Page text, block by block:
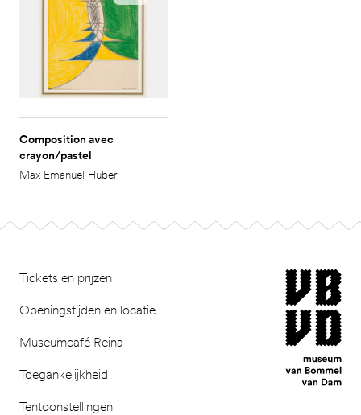
Composition avec
crayon/pastel
Max Emanuel Huber
Tickets en prijzen
Openingstijden en locatie
Museumcafé Reina
Toegankelijkheid
Tentoonstellingen
museum van